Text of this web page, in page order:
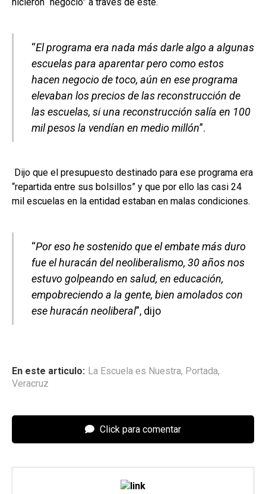
“El programa era nada más darle algo a algunas
escuelas para aparentar pero como estos
hacen negocio de toco, aún en ese programa
elevaban los precios de las reconstrucción de
las escuelas, si una reconstrucción salía en 100
mil pesos la vendían en medio millón”.
Dijo que el presupuesto destinado para ese programa era
“repartida entre sus bolsillos” y que por ello las casi 24
mil escuelas en la entidad estaban en malas condiciones.
“Por eso he sostenido que el embate más duro
fue el huracán del neoliberalismo, 30 años nos
estuvo golpeando en salud, en educación,
empobreciendo a la gente, bien amolados con
ese huracán neoliberal”, dijo
En este articulo: La Escuela es Nuestra, Portada,
Veracruz
Click para comentar